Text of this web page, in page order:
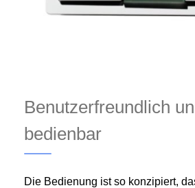
Benutzerfreundlich
bedienbar
Die Bedienung ist so konzipiert,